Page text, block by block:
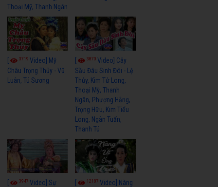
Thoại Mỹ, Thanh Ngân
3719 Video] Mỹ
Châu Trọng Thủy - Vũ
Luân, Tú Sương
3870Video] Cây
Sầu Đâu Sinh Đôi - Lệ
Thủy, Kim Tử Long,
Thoại Mỹ, Thanh
Ngân, Phượng Hằng,
Trọng Hữu, Kim Tiểu
Long, Ngân Tuấn,
Thanh Tú
[ 3947 Video] Sự
[ 12187Video] Nàng